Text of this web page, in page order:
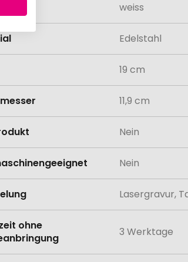
weiss
Edelstahl
19 cm
11,9 cm
Nein
Nein
Lasergravur,
ohne
3 Werktage